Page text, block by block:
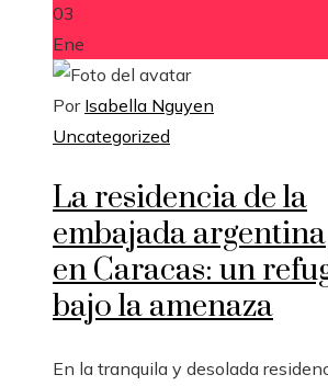
03
Ene
Por Isabella Nguyen
Uncategorized
La residencia de la
embajada argentina
en Caracas: un
bajo la amenaza
En la tranquila y desolada